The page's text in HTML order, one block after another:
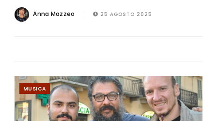
Anna Mazzeo 25 AGOSTO 2025
MUSICA